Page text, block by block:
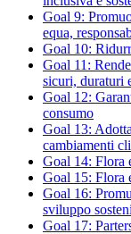
Goal 9:
equa,
Goal 10:
Goal 11:
sicuri, duraturi
Goal 12:
consumo
Goal 13:
cambiamenti
Goal 14: Flora
Goal 15: Flora
Goal 16:
sviluppo
Goal 17: